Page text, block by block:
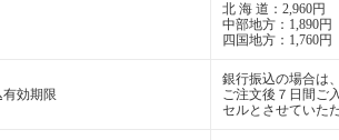
北 海 道：2,960
中部地方：1,890
四国地方：1,760
有効期限
銀行振込の場合は
ご注文後７日間ご
セルとさせていた